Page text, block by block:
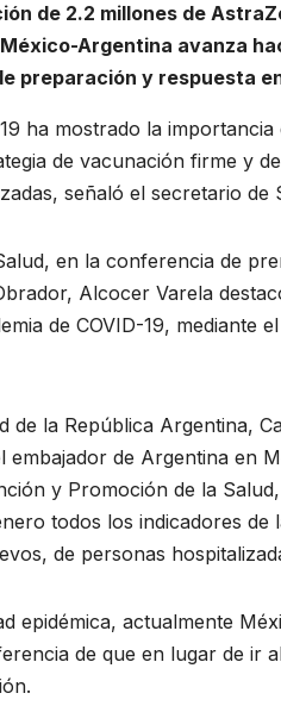
de 2.2 millones de
Argentina avanza
preparación y respuesta
ha mostrado la
de vacunación firme y
señaló el secretario
en la conferencia de
Alcocer Varela
de COVID-19, mediante
de la República Argentina,
embajador de Argentina en
y Promoción de la
todos los indicadores
de personas
epidémica, actualmente
de que en lugar de ir